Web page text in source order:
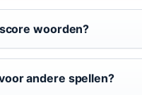
woorden?
andere spellen?